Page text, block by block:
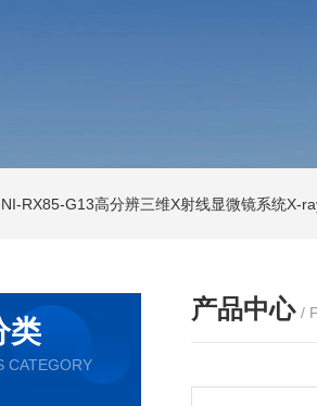
RX85-G13高分辨三维X射线显微镜系统X-
类
CATEGORY
产品中心 /